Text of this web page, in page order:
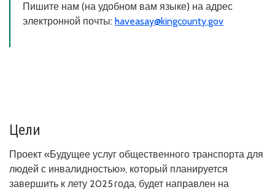
Пишите нам (на удобном вам языке) на адрес
электронной почты: haveasay@kingcounty.gov
Цели
Проект «Будущее услуг общественного транспорта для
людей с инвалидностью», который планируется
завершить к лету 2025 года, будет направлен на